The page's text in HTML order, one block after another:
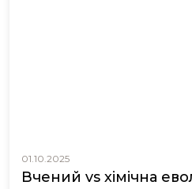
01.10.2025
Вчений vs хімічна